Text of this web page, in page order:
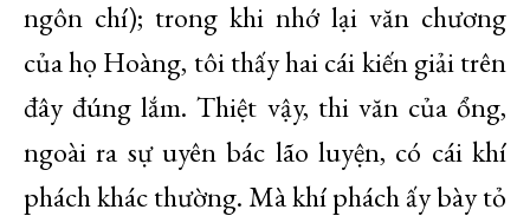
ngôn chí); trong khi nhớ lại văn chương
của họ Hoàng, tôi thấy hai cái kiến giải trên
đây đúng lắm. Thiệt vậy, thi văn của ổng,
ngoài ra sự uyên bác lão luyện, có cái khí
phách khác thường. Mà khí phách ấy bày tỏ